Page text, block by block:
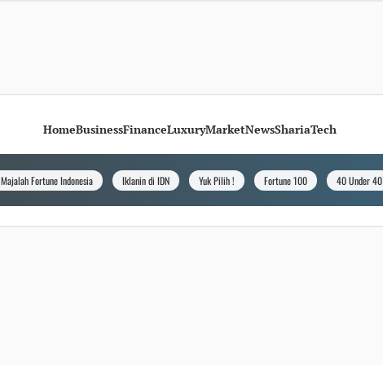
HomeBusinessFinanceLuxuryMarketNewsShariaTech
Majalah Fortune Indonesia Iklanin di IDN Yuk Pilih ! Fortune 100 40 Under 40